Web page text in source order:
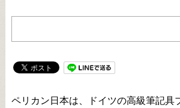
ペリカン日本は、ドイツの高級筆記具